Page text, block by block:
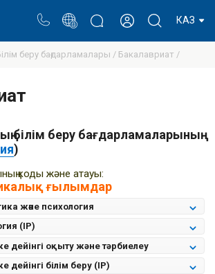
КАЗ
беру бағдарламалары / Бакалавриат /
білім беру бағдарламаларының
)
коды және атауы:
ғылымдар
және психология
(IP)
дейінгі оқыту жəне тəрбиелеу
дейінгі білім беру (IP)